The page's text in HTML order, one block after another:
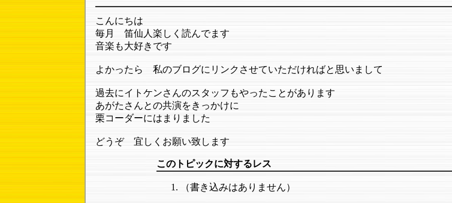
こんにちは
毎月 笛仙人楽しく読んでます
音楽も大好きです
よかったら 私のブログにリンクさせていただければと思いまして
過去にイトケンさんのスタッフもやったことがあります
あがたさんとの共演をきっかけに
栗コーダーにはまりました
どうぞ 宜しくお願い致します
このトピックに対するレス
（書き込みはありません）